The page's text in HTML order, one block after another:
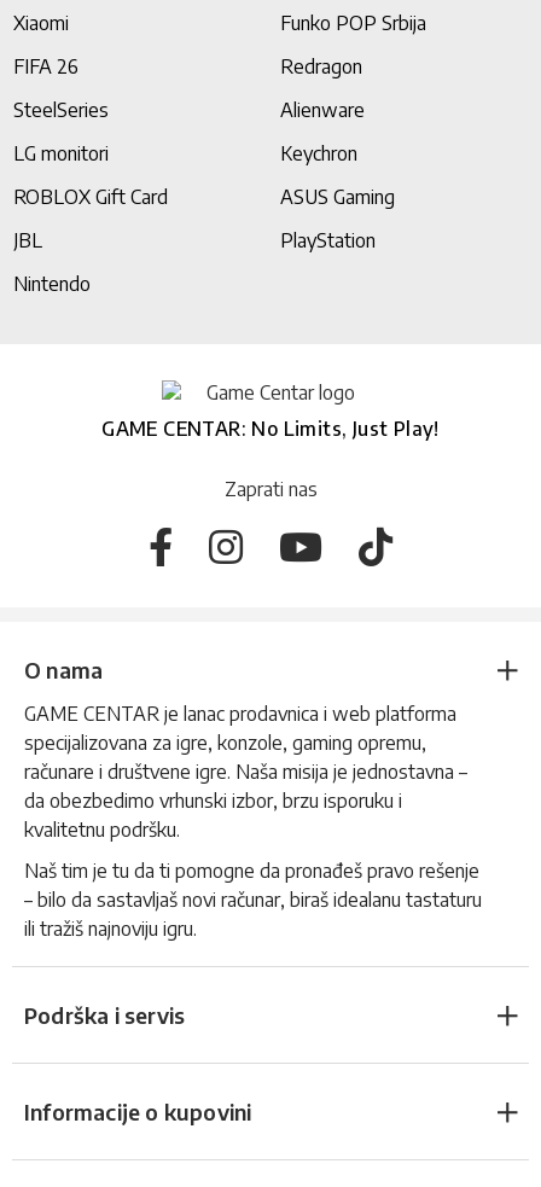
Xiaomi
Funko POP Srbija
FIFA 26
Redragon
SteelSeries
Alienware
LG monitori
Keychron
ROBLOX Gift Card
ASUS Gaming
JBL
PlayStation
Nintendo
GAME CENTAR: No Limits, Just Play!
Zaprati nas
O nama
GAME CENTAR je lanac prodavnica i web platforma
specijalizovana za igre, konzole, gaming opremu,
računare i društvene igre. Naša misija je jednostavna –
da obezbedimo vrhunski izbor, brzu isporuku i
kvalitetnu podršku.
Naš tim je tu da ti pomogne da pronađeš pravo rešenje
– bilo da sastavljaš novi računar, biraš idealanu tastaturu
ili tražiš najnoviju igru.
Podrška i servis
Informacije o kupovini